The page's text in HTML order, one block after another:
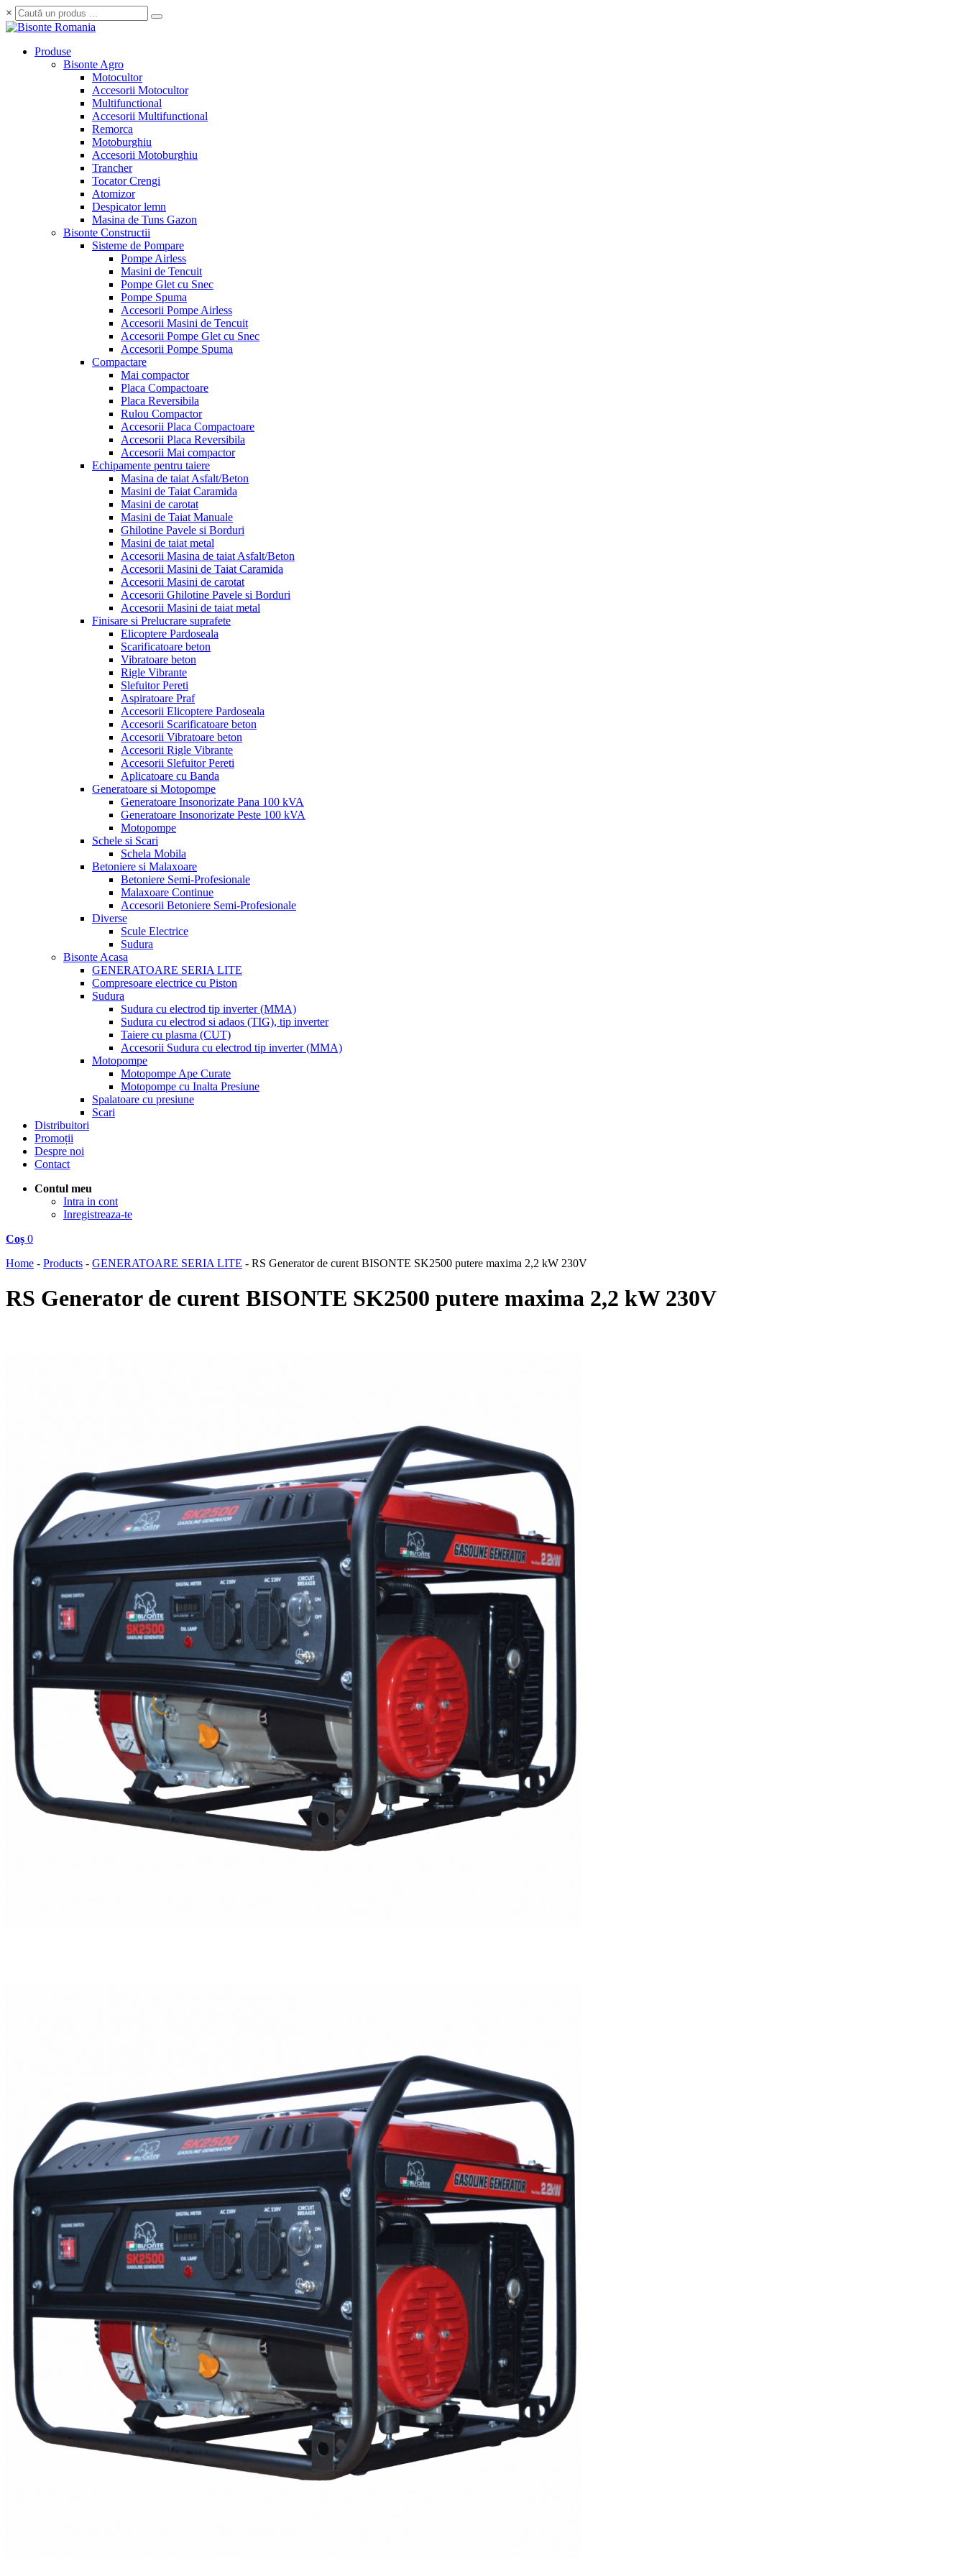
×
Produse
Bisonte Agro
Motocultor
Accesorii Motocultor
Multifunctional
Accesorii Multifunctional
Remorca
Motoburghiu
Accesorii Motoburghiu
Trancher
Tocator Crengi
Atomizor
Despicator lemn
Masina de Tuns Gazon
Bisonte Constructii
Sisteme de Pompare
Pompe Airless
Masini de Tencuit
Pompe Glet cu Snec
Pompe Spuma
Accesorii Pompe Airless
Accesorii Masini de Tencuit
Accesorii Pompe Glet cu Snec
Accesorii Pompe Spuma
Compactare
Mai compactor
Placa Compactoare
Placa Reversibila
Rulou Compactor
Accesorii Placa Compactoare
Accesorii Placa Reversibila
Accesorii Mai compactor
Echipamente pentru taiere
Masina de taiat Asfalt/Beton
Masini de Taiat Caramida
Masini de carotat
Masini de Taiat Manuale
Ghilotine Pavele si Borduri
Masini de taiat metal
Accesorii Masina de taiat Asfalt/Beton
Accesorii Masini de Taiat Caramida
Accesorii Masini de carotat
Accesorii Ghilotine Pavele si Borduri
Accesorii Masini de taiat metal
Finisare si Prelucrare suprafete
Elicoptere Pardoseala
Scarificatoare beton
Vibratoare beton
Rigle Vibrante
Slefuitor Pereti
Aspiratoare Praf
Accesorii Elicoptere Pardoseala
Accesorii Scarificatoare beton
Accesorii Vibratoare beton
Accesorii Rigle Vibrante
Accesorii Slefuitor Pereti
Aplicatoare cu Banda
Generatoare si Motopompe
Generatoare Insonorizate Pana 100 kVA
Generatoare Insonorizate Peste 100 kVA
Motopompe
Schele si Scari
Schela Mobila
Betoniere si Malaxoare
Betoniere Semi-Profesionale
Malaxoare Continue
Accesorii Betoniere Semi-Profesionale
Diverse
Scule Electrice
Sudura
Bisonte Acasa
GENERATOARE SERIA LITE
Compresoare electrice cu Piston
Sudura
Sudura cu electrod tip inverter (MMA)
Sudura cu electrod si adaos (TIG), tip inverter
Taiere cu plasma (CUT)
Accesorii Sudura cu electrod tip inverter (MMA)
Motopompe
Motopompe Ape Curate
Motopompe cu Inalta Presiune
Spalatoare cu presiune
Scari
Distribuitori
Promoții
Despre noi
Contact
Contul meu
Intra in cont
Inregistreaza-te
Coș 0
Home - Products - GENERATOARE SERIA LITE - RS Generator de curent BISONTE SK2500 putere maxima 2,2 kW 230V
RS Generator de curent BISONTE SK2500 putere maxima 2,2 kW 230V